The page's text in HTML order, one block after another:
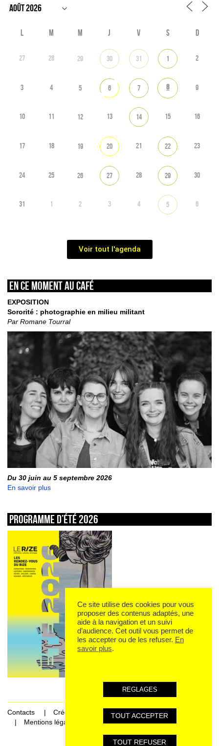
L M M J V S D
27 28 29 30 31 1 2
3 4 5 6 7 8 9
10 11 12 13 14 15 16
17 18 19 20 21 22 23
24 25 26 27 28 29 30
31 1 2 3 4 5 6
Voir tout l'agenda
En ce moment au café
EXPOSITION
Sororité : photographie en milieu militant
Par Romane Tourral
Du 30 juin au 5 septembre 2026
En savoir plus
Programme d’été 2026
Contacts
Crédits
Mentions légales et données personnelles
Ce site utilise des cookies pour vous
proposer des contenus adaptés, une
aide à la navigation et un suivi
d’audience. Cet outil vous permet de
les accepter ou de les refuser. En
savoir plus.
REGLAGES
TOUT ACCEPTER
TOUT REFUSER